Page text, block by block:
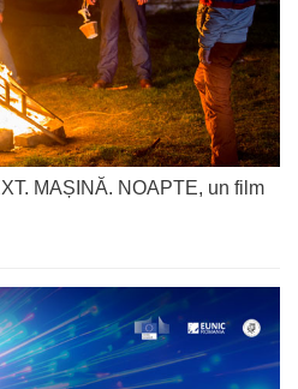
MAȘINĂ. NOAPTE, un film